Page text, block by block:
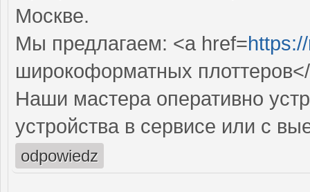
Москве.
Мы предлагаем: <a href=
широкоформатных
Наши мастера оперативно
устройства в сервисе или с
odpowiedz